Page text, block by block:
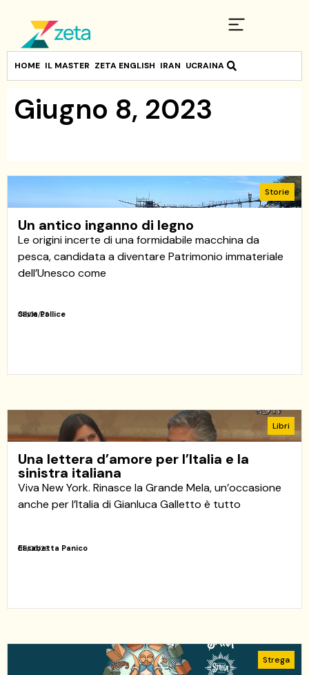
HOME IL MASTER ZETA ENGLISH IRAN UCRAINA
Giugno 8, 2023
Storie
Un antico inganno di legno
Le origini incerte di una formidabile macchina da
pesca, candidata a diventare Patrimonio immateriale
dell’Unesco come
08/06/23
Silvia Pollice
Libri
Una lettera d’amore per l’Italia e la
sinistra italiana
Viva New York. Rinasce la Grande Mela, un’occasione
anche per l’Italia di Gianluca Galletto è tutto
08/06/23
Elisabetta Panico
Strega